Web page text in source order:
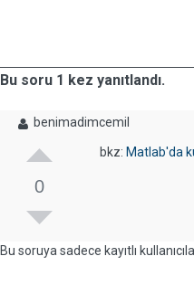
Bu soru 1 kez yanıtlandı.
benimadimcemil
0
bkz: Matlab'da
Bu soruya sadece kayıtlı